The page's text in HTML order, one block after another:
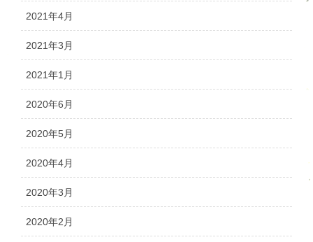
2021年4月
2021年3月
2021年1月
2020年6月
2020年5月
2020年4月
2020年3月
2020年2月